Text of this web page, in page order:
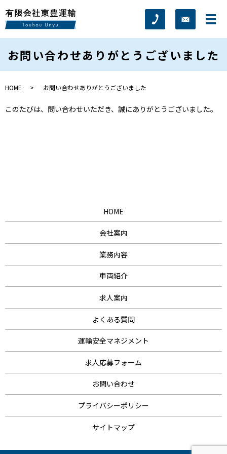
お問い合わせありがとうございました
HOME お問い合わせありがとうございました
このたびは、問い合わせいただき、誠にありがとうございました。
HOME
会社案内
業務内容
車両紹介
求人案内
よくある質問
運輸安全マネジメント
求人応募フォーム
お問い合わせ
プライバシーポリシー
サイトマップ